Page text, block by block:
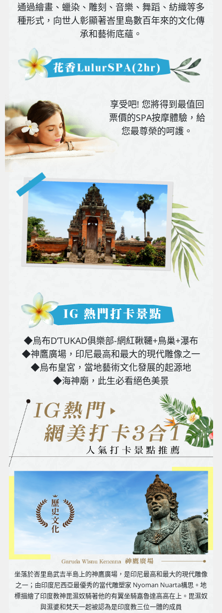
通過繪畫、蠟染、雕刻、音樂、舞蹈、紡織等多
種形式，向世人彰顯著峇里島數百年來的文化傳
承和藝術底蘊。
享受吧! 您將得到最值回
票價的SPA按摩體驗，給
您最尊榮的呵護。
◆烏布D’TUKAD俱樂部-網紅鞦韆+鳥巢+瀑布
◆神鷹廣場，印尼最高和最大的現代雕像之一
◆烏布皇宮，當地藝術文化發展的起源地
◆海神廟，此生必看絕色美景
坐落於峇里島武吉半島上的神鷹廣場，是印尼最高和最大的現代雕像
之一；由印度尼西亞最優秀的當代雕塑家 Nyoman Nuarta構思。地
標描繪了印度教神毘濕奴騎著他的有翼坐騎嘉魯達高高在上。毘濕奴
與濕婆和梵天一起被認為是印度教三位一體的成員